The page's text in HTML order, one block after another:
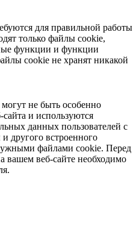
для правильной работы
только файлы cookie,
функции и функции
cookie не хранят никакой
не быть особенно
и используются
данных пользователей с
другого встроенного
файлами cookie. Перед
вашем веб-сайте необходимо